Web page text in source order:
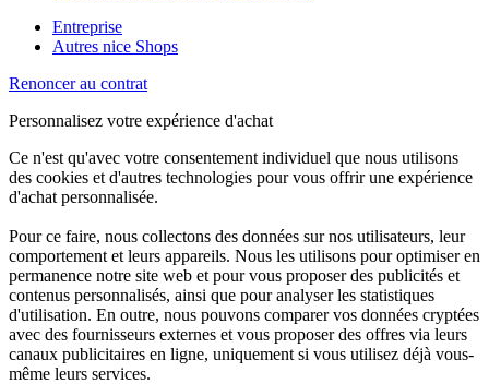
Entreprise
Autres nice Shops
Renoncer au contrat
Personnalisez votre expérience d'achat
Ce n'est qu'avec votre consentement individuel que nous utilisons
des cookies et d'autres technologies pour vous offrir une expérience
d'achat personnalisée.
Pour ce faire, nous collectons des données sur nos utilisateurs, leur
comportement et leurs appareils. Nous les utilisons pour optimiser en
permanence notre site web et pour vous proposer des publicités et
contenus personnalisés, ainsi que pour analyser les statistiques
d'utilisation. En outre, nous pouvons comparer vos données cryptées
avec des fournisseurs externes et vous proposer des offres via leurs
canaux publicitaires en ligne, uniquement si vous utilisez déjà vous-
même leurs services.